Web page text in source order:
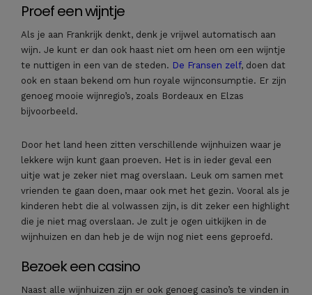
Proef een wijntje
Als je aan Frankrijk denkt, denk je vrijwel automatisch aan
wijn. Je kunt er dan ook haast niet om heen om een wijntje
te nuttigen in een van de steden. De Fransen zelf, doen dat
ook en staan bekend om hun royale wijnconsumptie. Er zijn
genoeg mooie wijnregio’s, zoals Bordeaux en Elzas
bijvoorbeeld.
Door het land heen zitten verschillende wijnhuizen waar je
lekkere wijn kunt gaan proeven. Het is in ieder geval een
uitje wat je zeker niet mag overslaan. Leuk om samen met
vrienden te gaan doen, maar ook met het gezin. Vooral als je
kinderen hebt die al volwassen zijn, is dit zeker een highlight
die je niet mag overslaan. Je zult je ogen uitkijken in de
wijnhuizen en dan heb je de wijn nog niet eens geproefd.
Bezoek een casino
Naast alle wijnhuizen zijn er ook genoeg casino’s te vinden in